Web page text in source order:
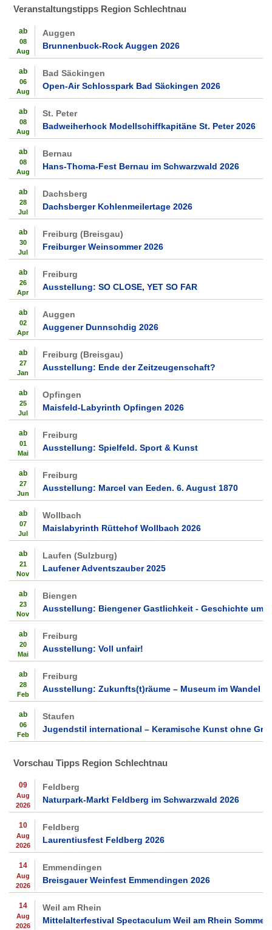
Veranstaltungstipps Region Schlechtnau
ab
08
Aug
Auggen
Brunnenbuck-Rock Auggen 2026
ab
06
Aug
Bad Säckingen
Open-Air Schlosspark Bad Säckingen 2026
ab
08
Aug
St. Peter
Badweiherhock Modellschiffkapitäne St. Peter 2026
ab
08
Aug
Bernau
Hans-Thoma-Fest Bernau im Schwarzwald 2026
ab
28
Jul
Dachsberg
Dachsberger Kohlenmeilertage 2026
ab
30
Jul
Freiburg (Breisgau)
Freiburger Weinsommer 2026
ab
26
Apr
Freiburg
Ausstellung: SO CLOSE, YET SO FAR
ab
02
Apr
Auggen
Auggener Dunnschdig 2026
ab
27
Jan
Freiburg (Breisgau)
Ausstellung: Ende der Zeitzeugenschaft?
ab
25
Jul
Opfingen
Maisfeld-Labyrinth Opfingen 2026
ab
01
Mai
Freiburg
Ausstellung: Spielfeld. Sport & Kunst
ab
27
Jun
Freiburg
Ausstellung: Marcel van Eeden. 6. August 1870
ab
07
Jul
Wollbach
Maislabyrinth Rüttehof Wollbach 2026
ab
21
Nov
Laufen (Sulzburg)
Laufener Adventszauber 2025
ab
23
Nov
Biengen
Ausstellung: Biengener Gastlichkeit - Geschichte um
ab
20
Mai
Freiburg
Ausstellung: Voll unfair!
ab
28
Feb
Freiburg
Ausstellung: Zukunfts(t)räume – Museum im Wandel
ab
06
Feb
Staufen
Jugendstil international – Keramische Kunst ohne
Vorschau Tipps Region Schlechtnau
09
Aug
2026
Feldberg
Naturpark-Markt Feldberg im Schwarzwald 2026
10
Aug
2026
Feldberg
Laurentiusfest Feldberg 2026
14
Aug
2026
Emmendingen
Breisgauer Weinfest Emmendingen 2026
14
Aug
2026
Weil am Rhein
Mittelalterfestival Spectaculum Weil am Rhein Sommer